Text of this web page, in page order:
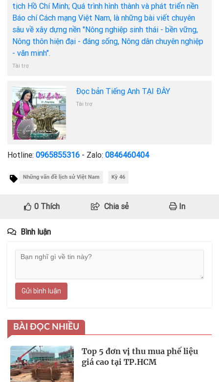
tịch Hồ Chí Minh; Quá trình hình thành và phát triển nền
Báo chí Cách mạng Việt Nam, là những bài viết chuyên
sâu về xây dựng nền "Nông nghiệp sinh thái - bền vững,
Nông thôn hiện đại - đáng sống, Nông dân chuyên nghiệp
- văn minh".
Tài trợ
Đọc bản Tiếng Anh TẠI ĐÂY
Tài trợ
Hotline: 0965855316 - Zalo: 0846460404
Những vấn đề lịch sử Việt Nam Kỳ 46
0Thích Chia sẻ In
Bình luận
Gửi bình luận
BÀI ĐỌC NHIỀU
Top 5 đơn vị thu mua phế liệu
giá cao tại TP.HCM